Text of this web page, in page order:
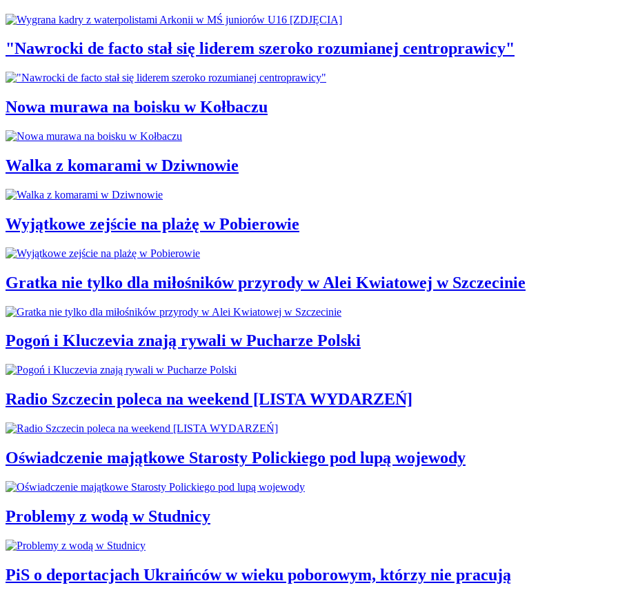
"Nawrocki de facto stał się liderem szeroko rozumianej centroprawicy"
Nowa murawa na boisku w Kołbaczu
Walka z komarami w Dziwnowie
Wyjątkowe zejście na plażę w Pobierowie
Gratka nie tylko dla miłośników przyrody w Alei Kwiatowej w Szczecinie
Pogoń i Kluczevia znają rywali w Pucharze Polski
Radio Szczecin poleca na weekend [LISTA WYDARZEŃ]
Oświadczenie majątkowe Starosty Polickiego pod lupą wojewody
Problemy z wodą w Studnicy
PiS o deportacjach Ukraińców w wieku poborowym, którzy nie pracują